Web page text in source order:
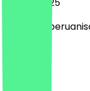
Leckeres